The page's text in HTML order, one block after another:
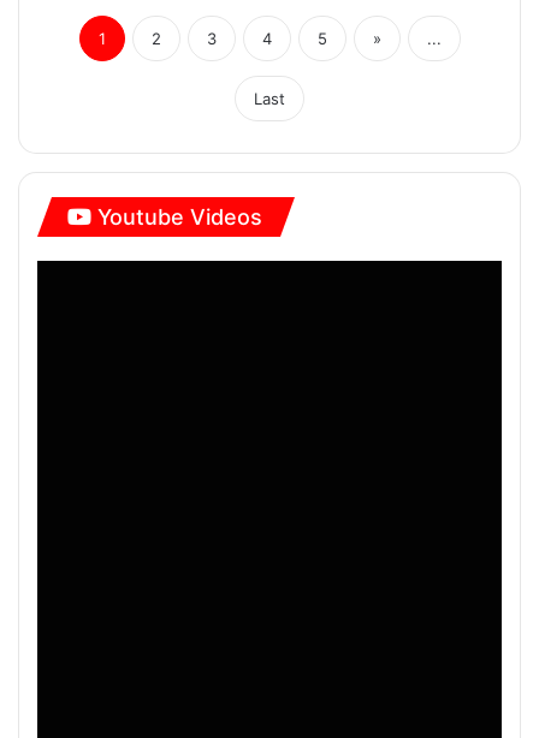
1 2 3 4 5 » ...
Last
Youtube Videos